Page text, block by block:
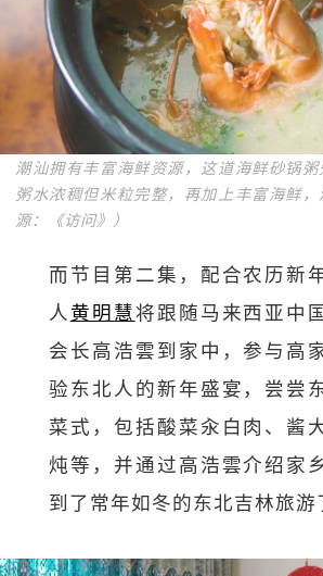
潮汕拥有丰富海鲜资源，这道海鲜砂锅
粥水浓稠但米粒完整，再加上丰富海鲜
源：《访问》）
而节目第二集，配合农历新
人 黄明慧将跟随马来西亚中
会长高浩雲到家中，参与高
验东北人的新年盛宴，尝尝
菜式，包括酸菜汆白肉、酱
炖等，并通过高浩雲介绍家
到了常年如冬的东北吉林旅游